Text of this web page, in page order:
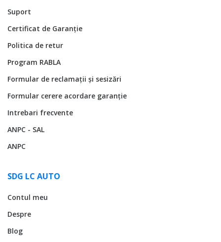
Suport
Certificat de Garanție
Politica de retur
Program RABLA
Formular de reclamații și sesizări
Formular cerere acordare garanție
Intrebari frecvente
ANPC - SAL
ANPC
SDG LC AUTO
Contul meu
Despre
Blog